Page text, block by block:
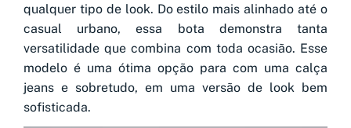
qualquer tipo de look. Do estilo mais alinhado até o
casual urbano, essa bota demonstra tanta
versatilidade que combina com toda ocasião. Esse
modelo é uma ótima opção para com uma calça
jeans e sobretudo, em uma versão de look bem
sofisticada.